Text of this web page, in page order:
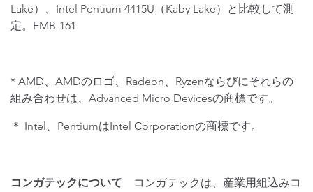
Lake）、Intel Pentium 4415U（Kaby Lake）と比較して測
定。EMB-161
* AMD、AMDのロゴ、Radeon、Ryzenならびにそれらの
組み合わせは、Advanced Micro Devicesの商標です。
＊ Intel、PentiumはIntel Corporationの商標です。
コンガテックについて
コンガテックは、産業用組込みコ